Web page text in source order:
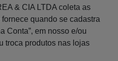
& CIA LTDA coleta as
quando se cadastra
Conta”, em nosso e/ou
troca produtos nas lojas